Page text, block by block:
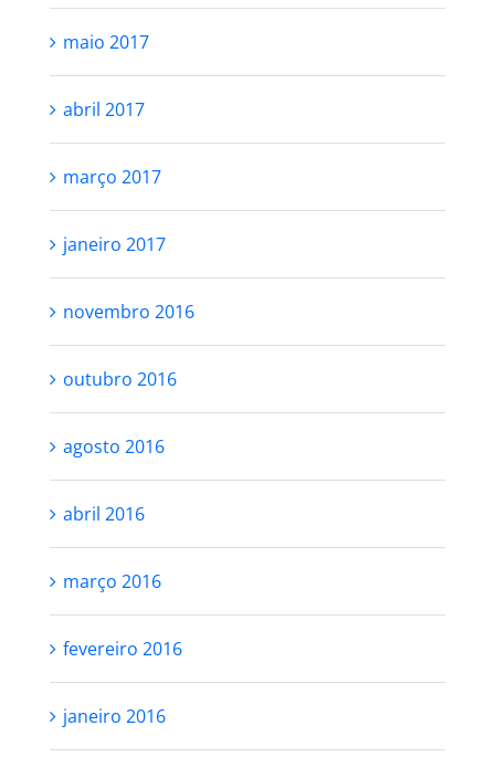
maio 2017
abril 2017
março 2017
janeiro 2017
novembro 2016
outubro 2016
agosto 2016
abril 2016
março 2016
fevereiro 2016
janeiro 2016